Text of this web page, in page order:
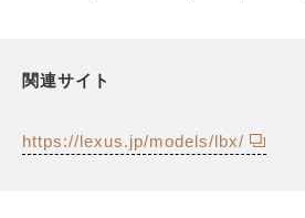
関連サイト
https://lexus.jp/models/lbx/